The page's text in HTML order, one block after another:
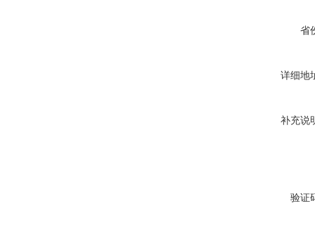
省
详细地
补充说
验证